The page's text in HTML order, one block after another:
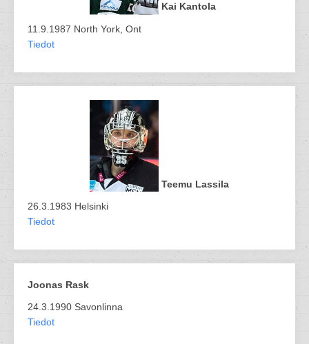
Kai Kantola
11.9.1987 North York, Ont
Tiedot
Teemu Lassila
26.3.1983 Helsinki
Tiedot
Joonas Rask
24.3.1990 Savonlinna
Tiedot